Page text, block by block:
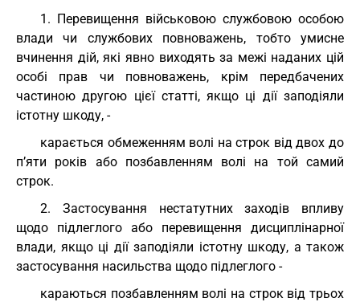
1. Перевищення військовою службовою особою
влади чи службових повноважень, тобто умисне
вчинення дій, які явно виходять за межі наданих цій
особі прав чи повноважень, крім передбачених
частиною другою цієї статті, якщо ці дії заподіяли
істотну шкоду, -
карається обмеженням волі на строк від двох до
п’яти років або позбавленням волі на той самий
строк.
2. Застосування нестатутних заходів впливу
щодо підлеглого або перевищення дисциплінарної
влади, якщо ці дії заподіяли істотну шкоду, а також
застосування насильства щодо підлеглого -
караються позбавленням волі на строк від трьох